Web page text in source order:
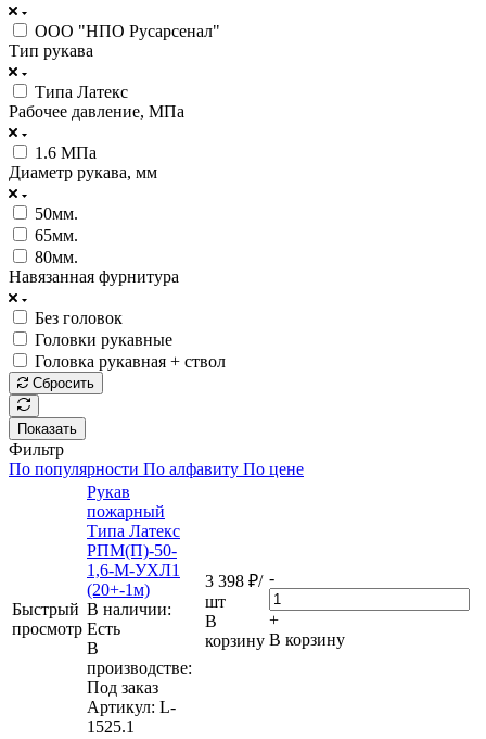
ООО "НПО Русарсенал"
Тип рукава
Типа Латекс
Рабочее давление, МПа
1.6 МПа
Диаметр рукава, мм
50мм.
65мм.
80мм.
Навязанная фурнитура
Без головок
Головки рукавные
Головка рукавная + ствол
Сбросить
Показать
Фильтр
По популярности По алфавиту По цене
Быстрый
просмотр
Рукав
пожарный
Типа Латекс
РПМ(П)-50-
1,6-М-УХЛ1
(20+-1м)
В наличии:
Eсть
В
производстве:
Под заказ
Артикул: L-
1525.1
3 398 ₽/
шт
В
корзину
-
+
В корзину